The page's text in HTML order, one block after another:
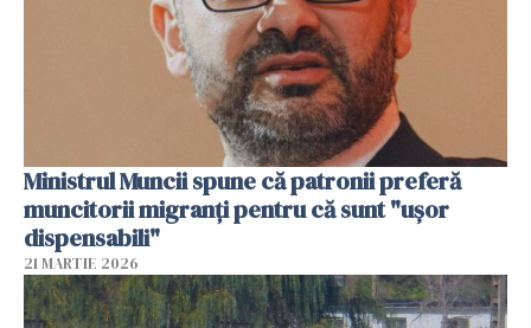
Ministrul Muncii spune că patronii preferă
muncitorii migranți pentru că sunt "uşor
dispensabili"
21 MARTIE 2026